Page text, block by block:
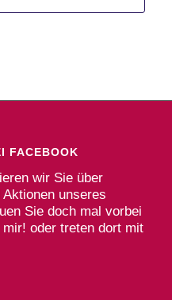
FACEBOOK
wir Sie über
unseres
Sie doch mal vorbei
oder treten dort mit